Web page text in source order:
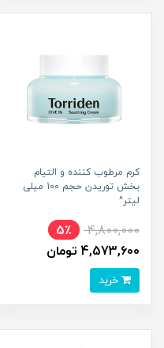
کرم مرطوب کننده و التیام
بخش توریدن حجم 100 میلی
لیتر^
4,800,000
5٪
4,573,600 تومان